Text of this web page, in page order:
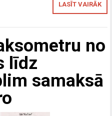
LASĪT VAIRĀK
no
līdz
samaksā